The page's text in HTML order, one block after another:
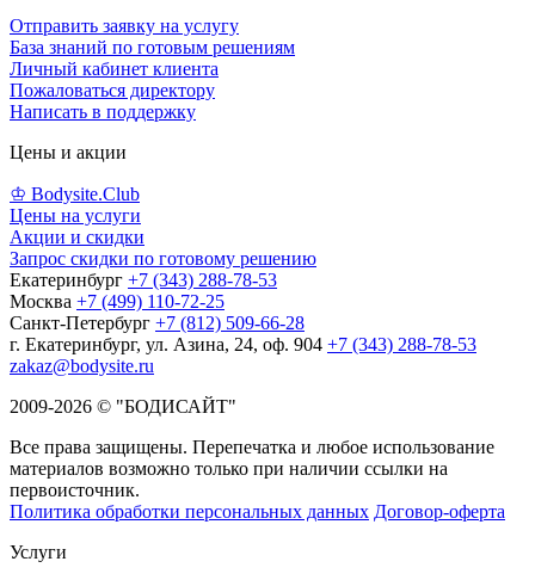
Отправить заявку на услугу
База знаний по готовым решениям
Личный кабинет клиента
Пожаловаться директору
Написать в поддержку
Цены и акции
♔ Bodysite.Club
Цены на услуги
Акции и скидки
Запрос скидки по готовому решению
Екатеринбург +7 (343) 288-78-53
Москва +7 (499) 110-72-25
Санкт-Петербург +7 (812) 509-66-28
г. Екатеринбург, ул. Азина, 24, оф. 904 +7 (343) 288-78-53
zakaz@bodysite.ru
2009-2026 © "БОДИСАЙТ"
Все права защищены. Перепечатка и любое использование
материалов возможно только при наличии ссылки на
первоисточник.
Политика обработки персональных данных Договор-оферта
Услуги